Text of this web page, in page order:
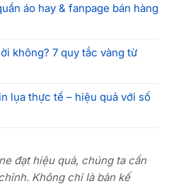
áo hay & fanpage bán hàng
không? 7 quy tắc vàng từ
lụa thực tế – hiệu quả với số
đạt hiệu quả, chúng ta cần
Không chỉ là bản kế